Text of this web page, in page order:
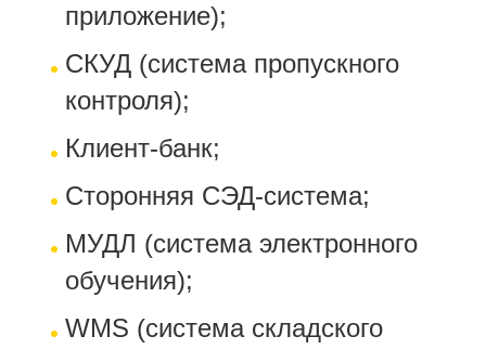
приложение);
СКУД (система пропускного
контроля);
Клиент-банк;
Сторонняя СЭД-система;
МУДЛ (система электронного
обучения);
WMS (система складского